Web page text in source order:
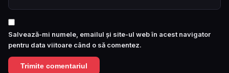
Salvează-mi numele, emailul și site-ul web în acest navigator
pentru data viitoare când o să comentez.